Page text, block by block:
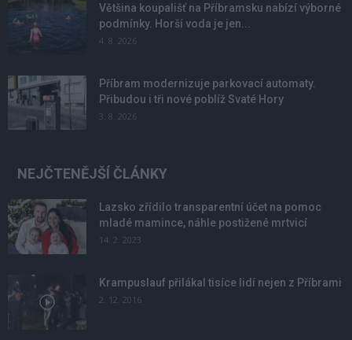
Většina koupališť na Příbramsku nabízí výborné
podmínky. Horší voda je jen...
4. 8. 2026
Příbram modernizuje parkovací automaty.
Přibudou i tři nové poblíž Svaté Hory
3. 8. 2026
NEJČTENĚJŠÍ ČLÁNKY
Lazsko zřídilo transparentní účet na pomoc
mladé mamince, náhle postižené mrtvicí
14. 2. 2023
Krampuslauf přilákal tisíce lidí nejen z Příbrami
2. 12. 2016